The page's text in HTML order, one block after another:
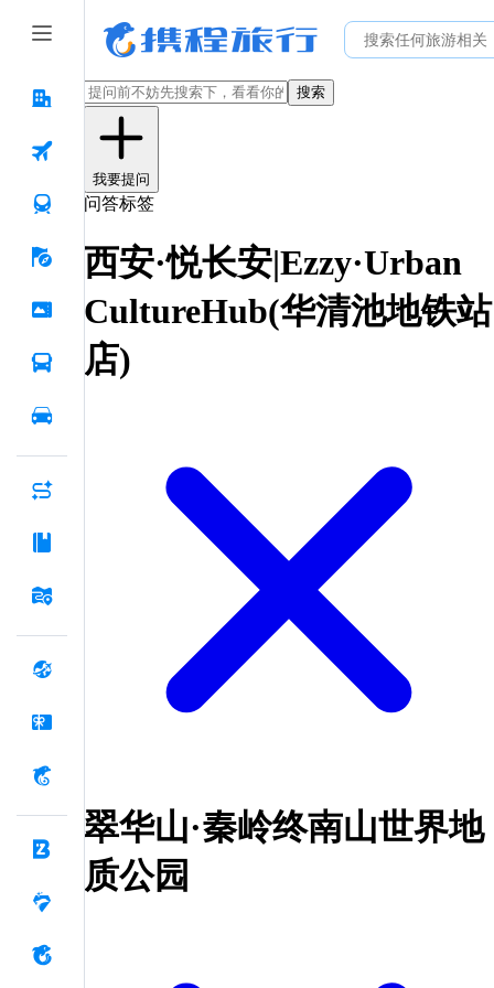
搜索
我要提问
问答标签
西安·悦长安|Ezzy·Urban
CultureHub(华清池地铁站
店)
翠华山·秦岭终南山世界地
质公园